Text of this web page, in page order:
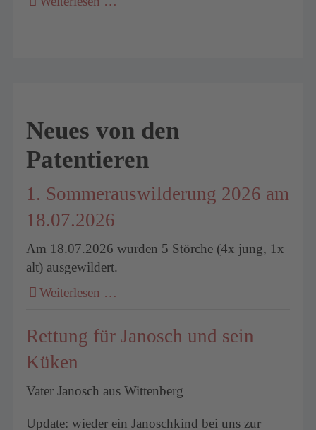
Neues von den
Patentieren
1. Sommerauswilderung 2026 am
18.07.2026
Am 18.07.2026 wurden 5 Störche (4x jung, 1x
alt) ausgewildert.
Weiterlesen …
Rettung für Janosch und sein
Küken
Vater Janosch aus Wittenberg
Update: wieder ein Janoschkind bei uns zur